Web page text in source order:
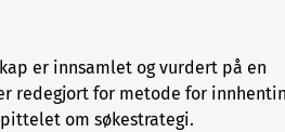
er innsamlet og vurdert på en
redegjort for metode for
om søkestrategi.